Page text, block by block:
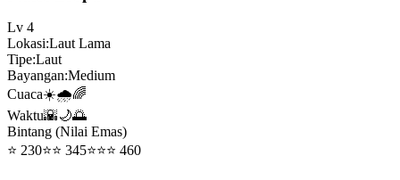
Lv 4
Lokasi:Laut Lama
Tipe:Laut
Bayangan:Medium
Cuaca☀️🌧️🌈
Waktu🌇🌙🌅
Bintang (Nilai Emas)
⭐ 230⭐⭐ 345⭐⭐⭐ 460